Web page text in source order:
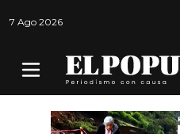
7 Ago 2026